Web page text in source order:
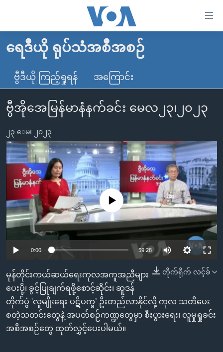
လွယ်ကူ
သည့်
Link
များ
ပင်မ
အကြောင်းအရာ
သို့
ကြည့်
ရန်
ပင်မ
ညွန်း
စာမျက်နှာ
ကျော်
ကြည့်
ရန်
ရှာဖွေ
ရန်
မူလစာမျက်နှာ
မြန်မာ
ကမ္ဘာ့သတင်းများ
နိုင်ငံတကာ
တရုတ်
အစ္စရေး-ပါလက်စတိုင်း
ဗွီဒီယို
ရပ်ဝန်းတခု လမ်းတခု အလွန်
အင်္ဂလိပ်စာလေ့လာမယ်
အမေရိကန်သုံးအီဒီယံ
မကြေးမုံရဲ့ အင်္ဂလိပ်စာ
ရုပ်ရှင်ထဲက အင်္ဂလိပ်စာ
သုတပဒေသာ အင်္ဂလိပ်စာ
အပတ်စဉ်ကဏ္ဍများ
ရေဒီယို
တီဗွီ
ရေဒီယိုနှင့်ရုပ်သံ အချက်အလက်များ
ရေဒီယို/တီဗွီအစီအစဉ်
Learning English
ဘာသာစကားများ
ရေဒီယို ရုပ်သံအစီအစဉ်
ဗွီဒီယို ကြည့်ရှုရန် အကြောင်း
ဗွီအိုအေမြန်မာနံနက်ခင်း မေလ၂၃၊၂၀၂၃
၂၃ ေမ၊ ၂၀၂၃
No media source currently available
0:00 59:28
တိုက်ရိုက် လင့်ခ်
မုန်တိုင်းကယ်ဆယ်ရေးကုလအကူအညီများ
ပေးပို့၊ ခွင့်ပြုချက်ရဖို့စောင့်ဆိုင်း၊ ဆူဒန်
တိုက်ပွဲ 'လူမျိုးရေး ပဋိပက္ခ’ ဦးတည်လာနိုင်လို့ ကုလ သတိပေး
စတဲ့သတင်းတွေနဲ့ အပတ်စဉ်ကဏ္ဍတွေမှာ စီးပွားရေး၊ လူမှုရှုခင်း
အစီအစဉ်တွေ ထုတ်လွှင့်ပေးပါမယ်။